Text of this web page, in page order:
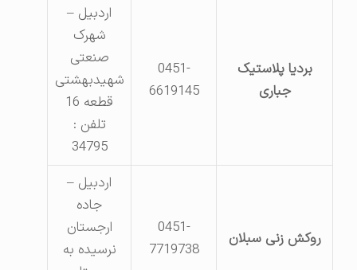
بردیا پلاستیک
جباری
0451-
6619145
اردبیل –
شهرک
صنعتی
شهیدبهشتی
قطعه 16
تلفن :
34795
روکش زنی سبلان
0451-
7719738
اردبیل –
جاده
ارجستان
نرسیده به